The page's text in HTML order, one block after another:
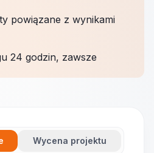
powiązane z wynikami
24 godzin, zawsze
Wycena projektu